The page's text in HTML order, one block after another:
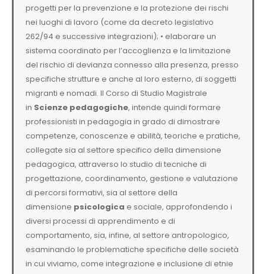
progetti per la prevenzione e la protezione dei rischi
nei luoghi di lavoro (come da decreto legislativo
262/94 e successive integrazioni); • elaborare un
sistema coordinato per l’accoglienza e la limitazione
del rischio di devianza connesso alla presenza, presso
specifiche strutture e anche al loro esterno, di soggetti
migranti e nomadi. Il Corso di Studio Magistrale
in Scienze pedagogiche, intende quindi formare
professionisti in pedagogia in grado di dimostrare
competenze, conoscenze e abilità, teoriche e pratiche,
collegate sia al settore specifico della dimensione
pedagogica, attraverso lo studio di tecniche di
progettazione, coordinamento, gestione e valutazione
di percorsi formativi, sia al settore della
dimensione psicologica e sociale, approfondendo i
diversi processi di apprendimento e di
comportamento, sia, infine, al settore antropologico,
esaminando le problematiche specifiche delle società
in cui viviamo, come integrazione e inclusione di etnie